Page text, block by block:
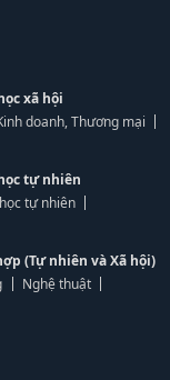
xã hội
doanh, Thương mại
tự nhiên
tự nhiên
(Tự nhiên và Xã hội)
Nghệ thuật